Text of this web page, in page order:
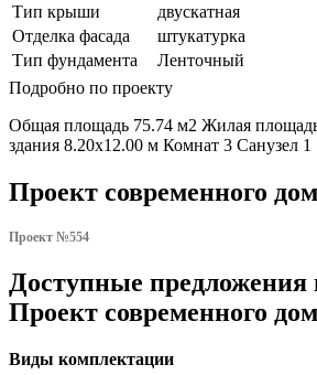
Тип крыши
двускатная
Отделка фасада
штукатурка
Тип фундамента
Ленточный
Подробно по проекту
Общая площадь 75.74 м2 Жилая
здания 8.20х12.00 м Комнат 3 Санузел 1
Проект современного
Проект №554
Доступные предложения
Проект современного
Виды комплектации